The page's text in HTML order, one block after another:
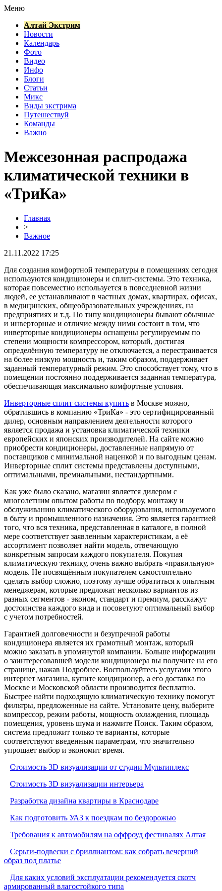
Меню
Алтай Экстрим
Новости
Календарь
Фото
Видео
Инфо
Блоги
Статьи
Микс
Виды экстрима
Путешествуй
Команды
Важно
Межсезонная распродажа
климатической техники в
«ТриКа»
Главная
>
Важное
21.11.2022 17:25
Для создания комфортной температуры в помещениях сегодня
используются кондиционеры и сплит-системы. Это техника,
которая повсеместно используется в повседневной жизни
людей, ее устанавливают в частных домах, квартирах, офисах,
в медицинских, общеобразовательных учреждениях, на
предприятиях и т.д. По типу кондиционеры бывают обычные
и инверторные и отличие между ними состоит в том, что
инверторные кондиционеры оснащены регулируемым по
степени мощности компрессором, который, достигая
определённую температуру не отключается, а перестраивается
на более низкую мощность и, таким образом, поддерживает
заданный температурный режим. Это способствует тому, что в
помещении постоянно поддерживается заданная температура,
обеспечивающая максимально комфортные условия.
Инверторные сплит системы купить в Москве можно,
обратившись в компанию «ТриКа» - это сертифицированный
дилер, основным направлением деятельности которого
является продажа и установка климатической техники
европейских и японских производителей. На сайте можно
приобрести кондиционеры, доставленные напрямую от
поставщиков с минимальной наценкой и по выгодным ценам.
Инверторные сплит системы представлены доступными,
оптимальными, премиальными, нестандартными.
Как уже было сказано, магазин является дилером с
многолетним опытом работы по подбору, монтажу и
обслуживанию климатического оборудования, используемого
в быту и промышленного назначения. Это является гарантией
того, что вся техника, представленная в каталоге, в полной
мере соответствует заявленным характеристикам, а её
ассортимент позволяет найти модель, отвечающую
конкретным запросам каждого покупателя. Покупая
климатическую технику, очень важно выбрать «правильную»
модель. Не посвящённым покупателем самостоятельно
сделать выбор сложно, поэтому лучше обратиться к опытным
менеджерам, которые предложат несколько вариантов из
разных сегментов - эконом, стандарт и премиум, расскажут
достоинства каждого вида и посоветуют оптимальный выбор
с учетом потребностей.
Гарантией долговечности и безупречной работы
кондиционера является их грамотный монтаж, который
можно заказать в упомянутой компании. Больше информации
о заинтересовавшей модели кондиционера вы получите на его
странице, нажав Подробнее. Воспользуйтесь услугами этого
интернет магазина, купите кондиционер, а его доставка по
Москве и Московской области производится бесплатно.
Быстрее найти подходящую климатическую технику помогут
фильтры, предложенные на сайте. Установите цену, выберите
компрессор, режим работы, мощность охлаждения, площадь
помещения, уровень шума и нажмите Поиск. Таким образом,
система предложит только те варианты, которые
соответствуют введенным параметрам, что значительно
упрощает выбор и экономит время.
Стоимость 3D визуализации от студии Мультиплекс
Стоимость 3D визуализации интерьера
Разработка дизайна квартиры в Краснодаре
Как подготовить УАЗ к поездкам по бездорожью
Требования к автомобилям на оффроуд фестивалях Алтая
Серьги-подвески с бриллиантом: как собрать вечерний
образ под платье
Для каких условий эксплуатации рекомендуется скотч
армированный влагостойкого типа